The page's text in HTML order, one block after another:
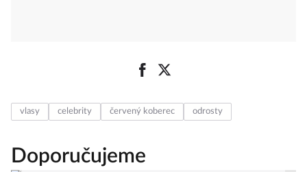
vlasy celebrity červený koberec odrosty
Doporučujeme